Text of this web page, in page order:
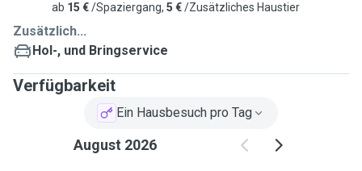
ab 15 €/Spaziergang, 5 €/Zusätzliches Haustier
Zusätzlich...
Hol-, und Bringservice
Verfügbarkeit
Ein Hausbesuch pro Tag
August 2026